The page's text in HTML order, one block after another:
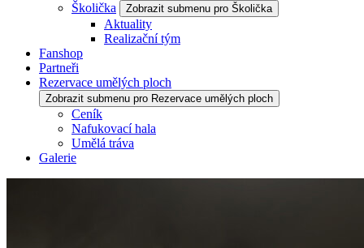
Školička
Zobrazit submenu pro Školička
Aktuality
Realizační tým
Fanshop
Partneři
Rezervace umělých ploch
Zobrazit submenu pro Rezervace umělých ploch
Ceník
Nafukovací hala
Umělá tráva
Galerie